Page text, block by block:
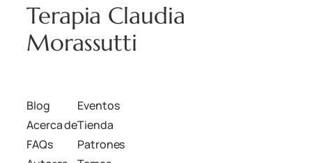
Terapia Claudia
Morassutti
Blog
Acerca de
FAQs
Eventos
Tienda
Patrones